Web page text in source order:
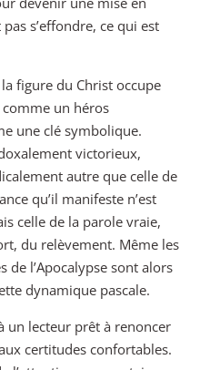
s’effondre, ce qui est
figure du Christ occupe
un héros
une clé symbolique.
victorieux,
autre que celle de
qu’il manifeste n’est
celle de la parole vraie,
du relèvement. Même les
de l’Apocalypse sont alors
dynamique pascale.
un lecteur prêt à renoncer
certitudes confortables.